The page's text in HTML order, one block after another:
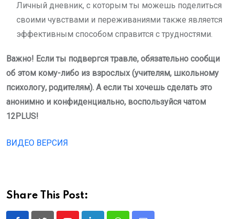
Личный дневник, с которым ты можешь поделиться
своими чувствами и переживаниями также является
эффективным способом справится с трудностями.
Важно! Если ты подвергся травле, обязательно сообщи
об этом кому-либо из взрослых (учителям, школьному
психологу, родителям). А если ты хочешь сделать это
анонимно и конфиденциально, воспользуйся чатом
12PLUS!
ВИДЕО ВЕРСИЯ
Share This Post: